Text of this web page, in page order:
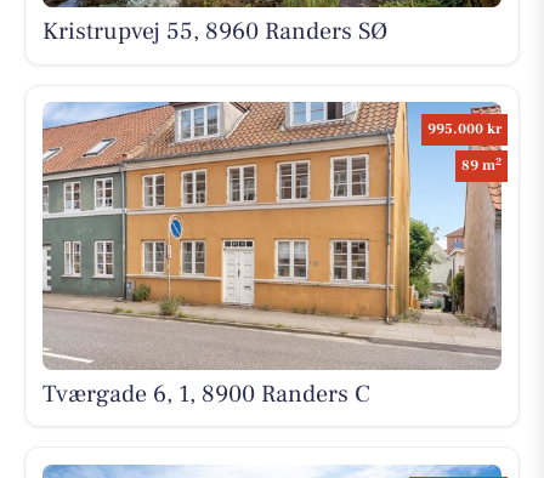
Kristrupvej 55, 8960 Randers SØ
995.000 kr
89 m2
Tværgade 6, 1, 8900 Randers C